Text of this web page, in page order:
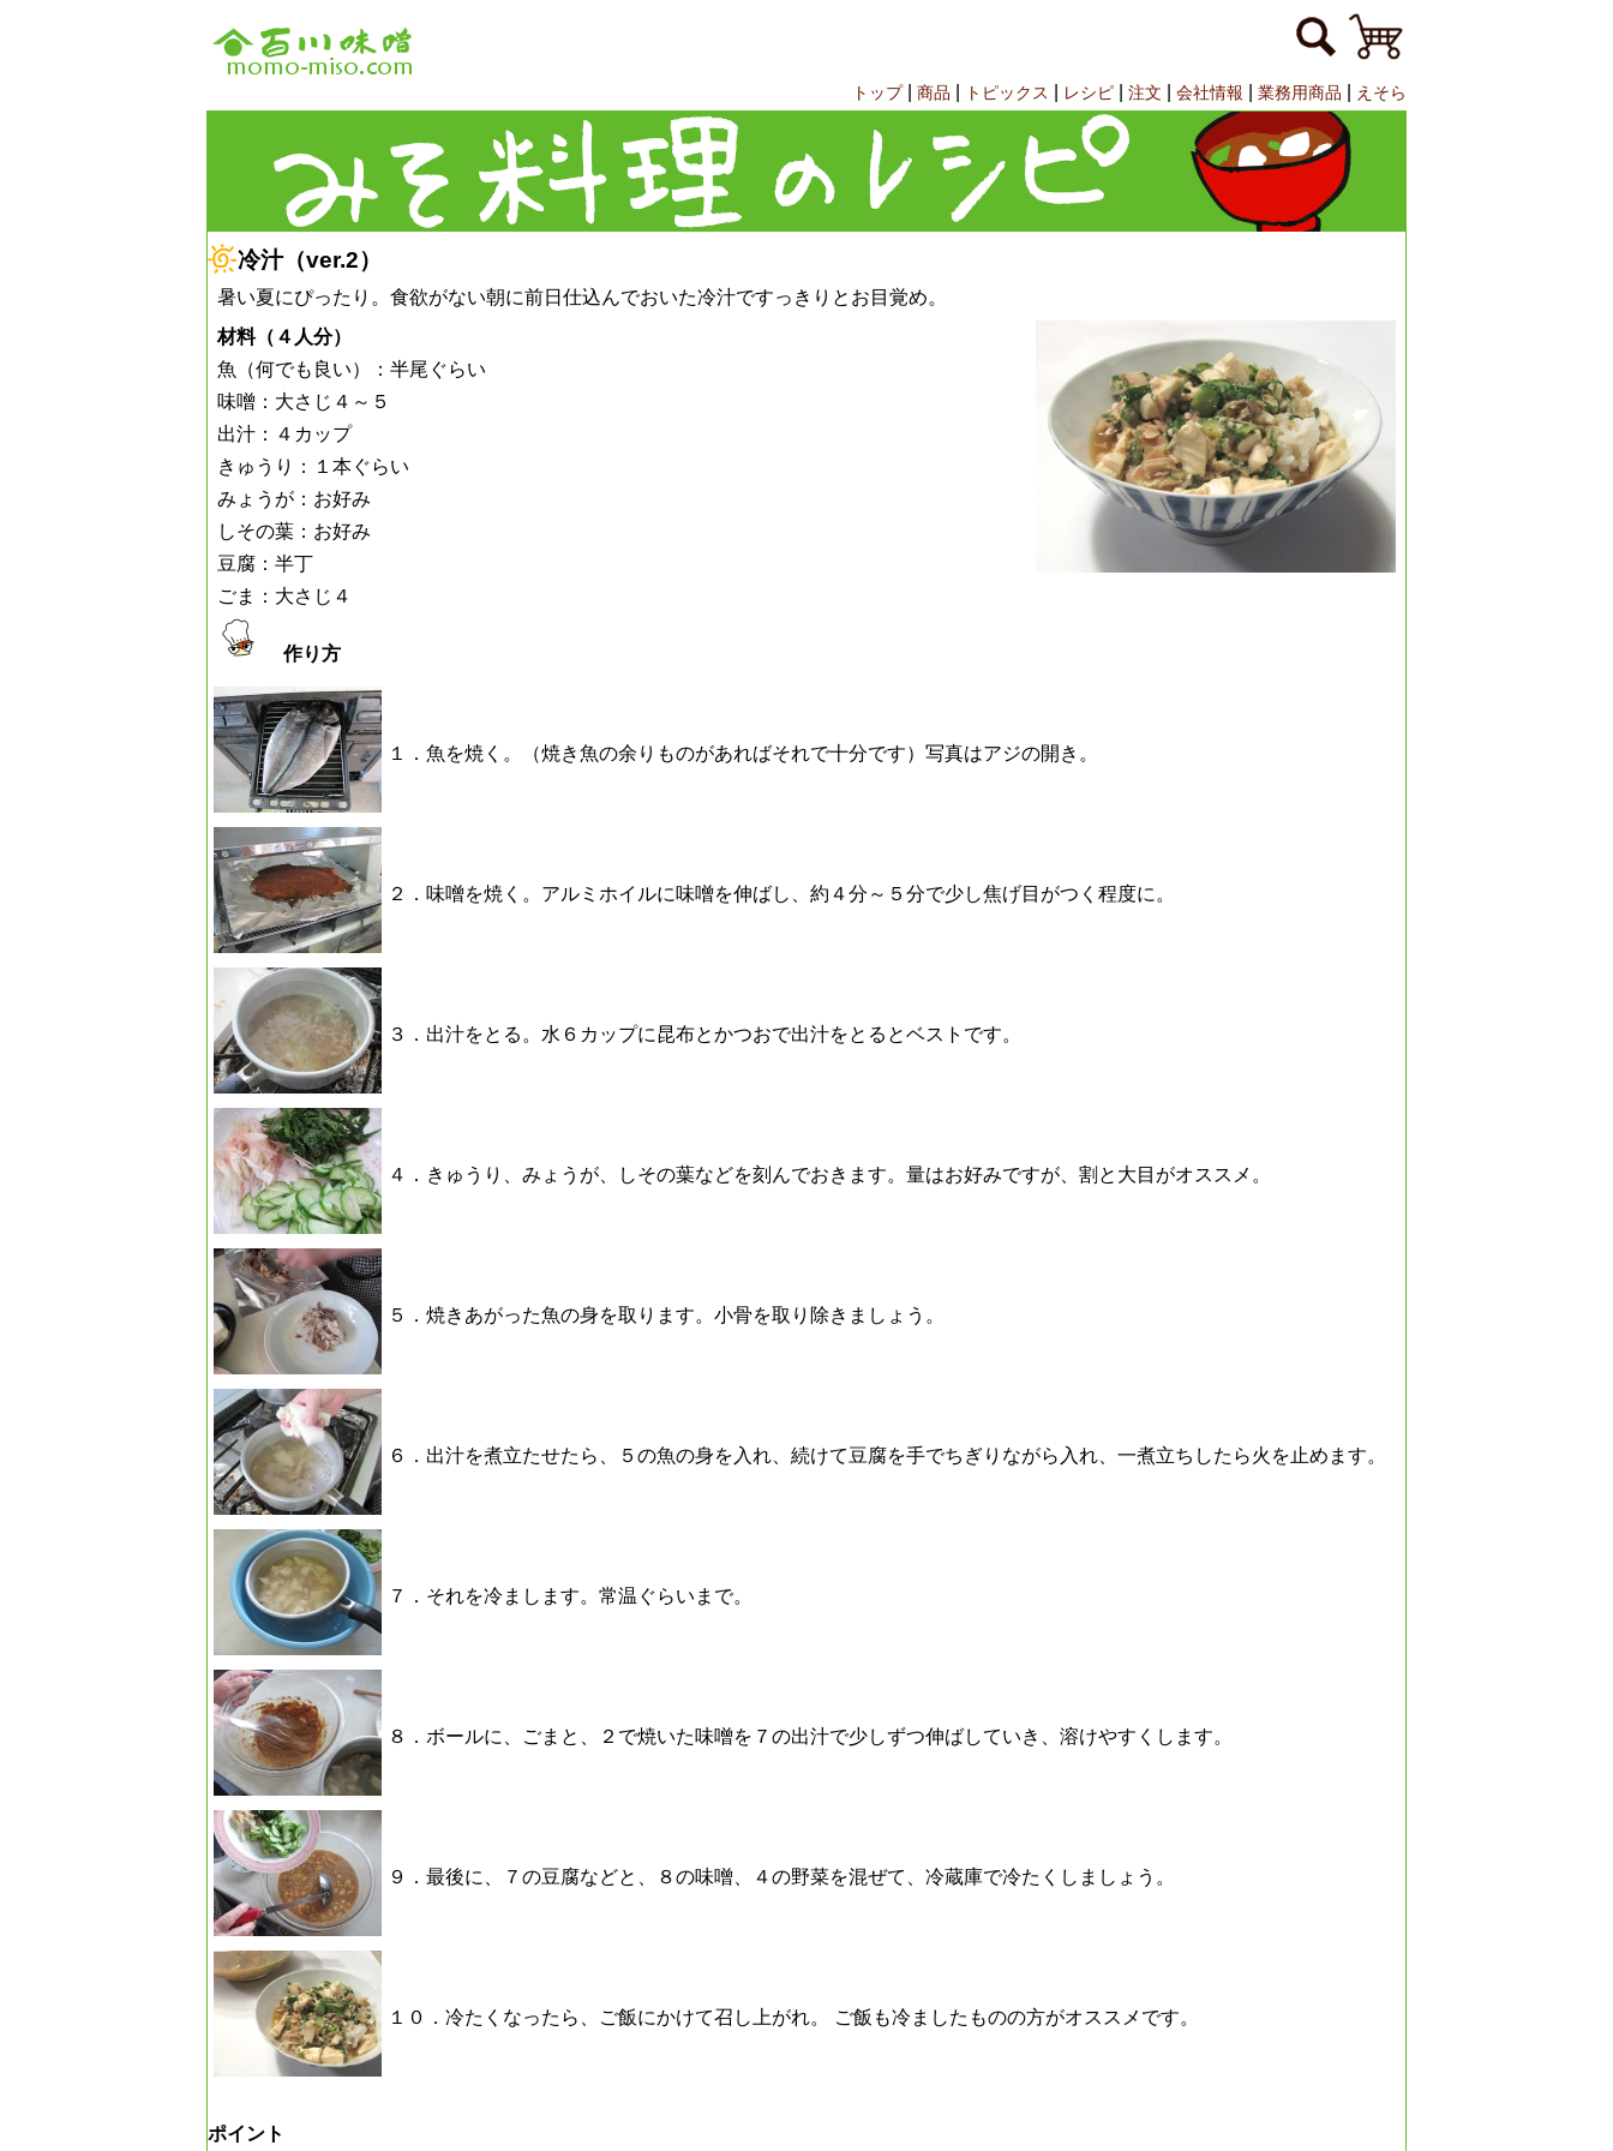
トップ| 商品 トピックス レシピ 注文 会社情報 業務用商品 えそら
冷汁（ver.2）
暑い夏にぴったり。食欲がない朝に前日仕込んでおいた冷汁ですっきりとお目覚め。
材料（４人分）
魚（何でも良い）：半尾ぐらい
味噌：大さじ４～５
出汁：４カップ
きゅうり：１本ぐらい
みょうが：お好み
しその葉：お好み
豆腐：半丁
ごま：大さじ４
作り方
１．魚を焼く。（焼き魚の余りものがあればそれで十分です）写真はアジの開き。
２．味噌を焼く。アルミホイルに味噌を伸ばし、約４分～５分で少し焦げ目がつく程度に。
３．出汁をとる。水６カップに昆布とかつおで出汁をとるとベストです。
４．きゅうり、みょうが、しその葉などを刻んでおきます。量はお好みですが、割と大目がオススメ。
５．焼きあがった魚の身を取ります。小骨を取り除きましょう。
６．出汁を煮立たせたら、５の魚の身を入れ、続けて豆腐を手でちぎりながら入れ、一煮立ちしたら火を止めます。
７．それを冷まします。常温ぐらいまで。
８．ボールに、ごまと、２で焼いた味噌を７の出汁で少しずつ伸ばしていき、溶けやすくします。
９．最後に、７の豆腐などと、８の味噌、４の野菜を混ぜて、冷蔵庫で冷たくしましょう。
１０．冷たくなったら、ご飯にかけて召し上がれ。 ご飯も冷ましたものの方がオススメです。
ポイント